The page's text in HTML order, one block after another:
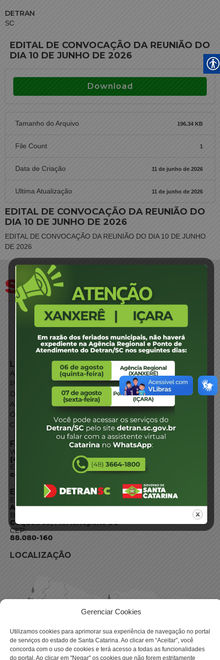
Gerenciar Cookies
Utilizamos cookies para aprimorar sua experiência de navegação no portal
de serviços do estado de Santa Catarina. Ao clicar em “Aceitar”, você
concorda com o uso de cookies e terá acesso a todas as funcionalidades
do portal. Ao clicar em "Negar" os cookies que não forem estritamente
DETRAN
SC
EDITAL DE CONVOCAÇÃO DA REUNIÃO DO
DIA 10 DE JUNHO DE 2026
Download
Tamanho do Arquivo 196.34 KB
File Count 1
Data de Criação 11 de junho de 2026
Ultima Atualização 11 de junho de 2026
EDITAL DE CONVOCAÇÃO DA REUNIÃO DO
DIA 10 DE JUNHO DE 2026
EDITAL DE CONVOCAÇÃO DA REUNIÃO DO DIA 10 DE JUNHO
DE 2026
LINKS EXTERNOS
Agência de Notícias
Portal de Serviços
Diário Oficial
Acesso à Informação
Órgãos do Governo
Conheça SC
FALE CONOSCO
WhatsApp:
(48) 3664-1800
E-mail:
centraldeinformacoes@detran.sc.gov.br
ENDEREÇO
Endereço:
Av. Almirante Tamandaré - 480
Bairro:
Coqueiros, Florianópolis SC
CEP:
88.080-160
LOCALIZAÇÃO